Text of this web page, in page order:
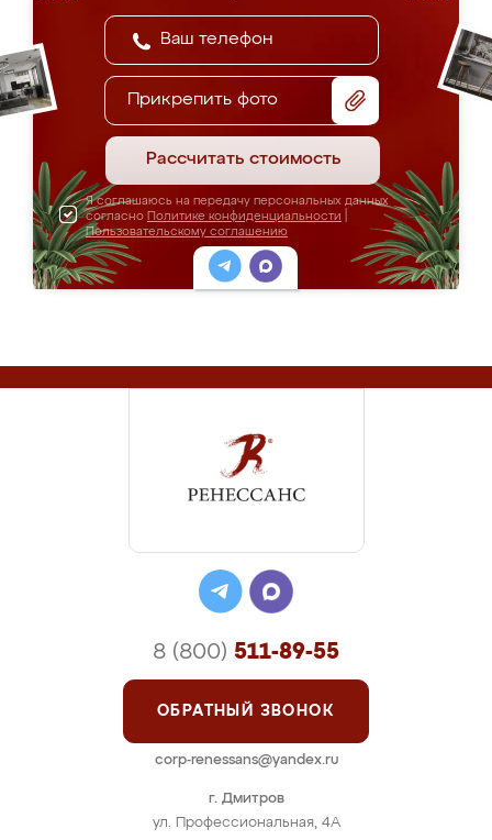
Прикрепить фото
Рассчитать стоимость
Я соглашаюсь на передачу персональных данных
согласно Политике конфиденциальности
Пользовательскому соглашению
г. Дмитров
ул. Профессиональная, 4А
8 (800) 511-89-55
ОБРАТНЫЙ ЗВОНОК
corp-renessans@yandex.ru